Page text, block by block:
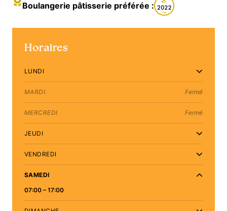
Boulangerie pâtisserie préférée :
Horaires
LUNDI
MARDI Fermé
MERCREDI Fermé
JEUDI
VENDREDI
SAMEDI
07:00 – 17:00